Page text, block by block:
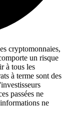
cryptomonnaies,
un risque
à tous les
à terme sont des
passées ne
ne